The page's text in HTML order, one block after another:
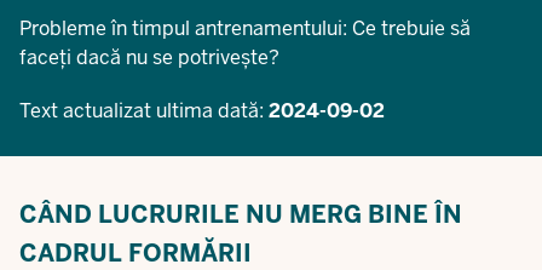
Probleme în timpul antrenamentului: Ce trebuie să
faceți dacă nu se potrivește?
Text actualizat ultima dată: 2024-09-02
CÂND LUCRURILE NU MERG BINE ÎN
CADRUL FORMĂRII